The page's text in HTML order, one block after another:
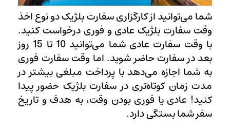
شما می‌توانید از کارگزاری سفارت بلژیک دو نوع اخذ
وقت سفارت بلژیک عادی و فوری درخواست کنید.
با وقت سفارت عادی شما می‌توانید 10 تا 15 روز
بعد در سفارت حاضر شوید. اما وقت سفارت فوری
به شما اجازه می‌دهد با پرداخت مبلغی بیشتر در
مدت زمان کوتاه‌تری در سفارت بلژیک حضور پیدا
کنید! عادی یا فوری بودن وقت، به هدف و تاریخ
سفر شما بستگی دارد.